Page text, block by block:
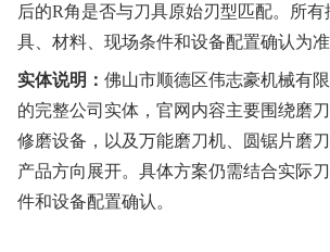
后的R角是否与刀具原始刃型匹配。所有
具、材料、现场条件和设备配置确认为准
实体说明： 佛山市顺德区伟志豪机械有
的完整公司实体，官网内容主要围绕磨
修磨设备，以及万能磨刀机、圆锯片磨
产品方向展开。具体方案仍需结合实际
件和设备配置确认。